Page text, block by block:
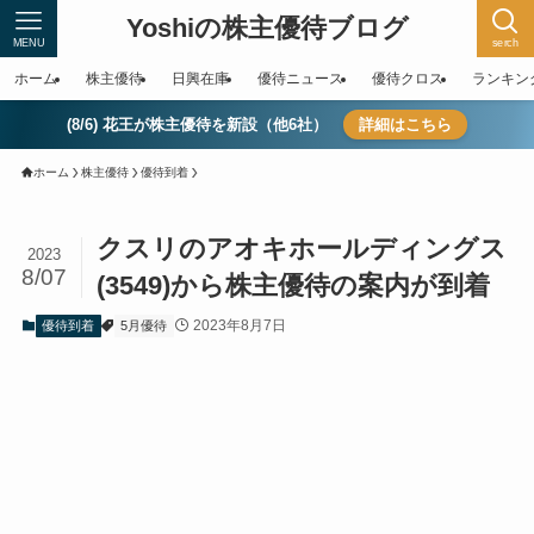
Yoshiの株主優待ブログ serch
MENU
ホーム 株主優待 日興在庫 優待ニュース 優待クロス ランキン
(8/6) 花王が株主優待を新設（他6社） 詳細はこちら
ホーム 株主優待 優待到着
クスリのアオキホールディングス
(3549)から株主優待の案内が到着
2023
8/07
優待到着 5月優待 2023年8月7日